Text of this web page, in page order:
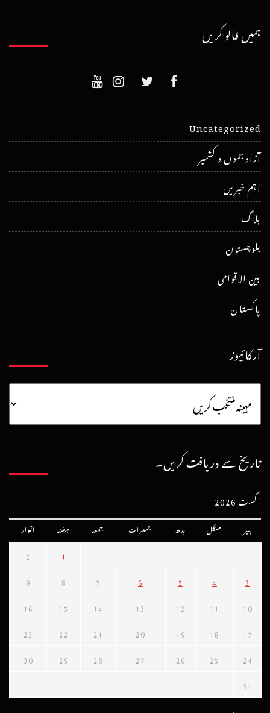
ہمیں فالو کریں
Uncategorized
آزاد جموں و کشمیر
اہم خبریں
بلاگ
بلوچستان
بین الاقوامی
پاکستان
آرکائیوز
تاریخ سے دریافت کریں۔
اگست 2026
پیر منگل بدھ جمعرات جمعہ ہفتہ اتوار
1
2
3
4
5
6
7
8
9
10
11
12
13
14
15
16
17
18
19
20
21
22
23
24
25
26
27
28
29
30
31